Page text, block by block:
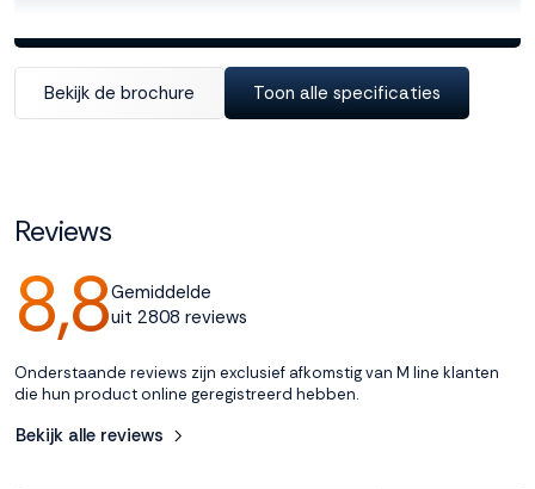
Veiligheidscertificaat
OEKO-TEX® Standard 100
Kleur
Wit
Collectie
Bekijk de brochure Toon alle specificaties
Reviews
8,8Gemiddelde
uit 2808 reviews
Onderstaande reviews zijn exclusief afkomstig van M line klanten
die hun product online geregistreerd hebben.
Bekijk alle reviews